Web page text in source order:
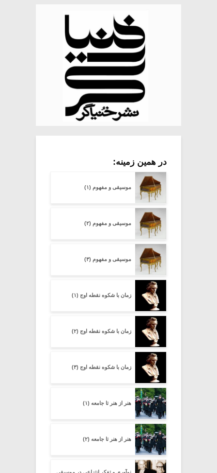
در همین زمینه:
موسیقی و مفهوم (۱)
موسیقی و مفهوم (۲)
موسیقی و مفهوم (۳)
زمان با شکوه نقطه اوج (۱)
زمان با شکوه نقطه اوج (۲)
زمان با شکوه نقطه اوج (۳)
هنر از هنر تا جامعه (۱)
هنر از هنر تا جامعه (۲)